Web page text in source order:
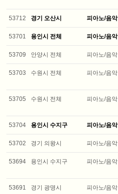
53712 경기 오산시 피아노/음악
53701 용인시 전체 피아노/음악
53709 안양시 전체 피아노/음악
53703 수원시 전체 피아노/음악
53705 수원시 전체 피아노/음악
53704 용인시 수지구 피아노/음악
53702 경기 의왕시 피아노/음악
53694 용인시 수지구 피아노/음악
53691 경기 광명시 피아노/음악